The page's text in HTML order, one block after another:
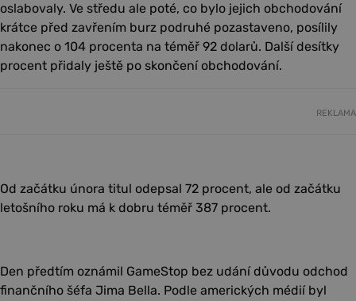
oslabovaly. Ve středu ale poté, co bylo jejich obchodování
krátce před zavřením burz podruhé pozastaveno, posílily
nakonec o 104 procenta na téměř 92 dolarů. Další desítky
procent přidaly ještě po skončení obchodování.
REKLAMA
Od začátku února titul odepsal 72 procent, ale od začátku
letošního roku má k dobru téměř 387 procent.
Den předtím oznámil GameStop bez udání důvodu odchod
finančního šéfa Jima Bella. Podle amerických médií byl